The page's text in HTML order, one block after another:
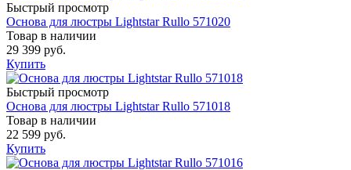
Быстрый просмотр
Основа для люстры Lightstar Rullo 571020
Товар в наличии
29 399 руб.
Купить
Быстрый просмотр
Основа для люстры Lightstar Rullo 571018
Товар в наличии
22 599 руб.
Купить